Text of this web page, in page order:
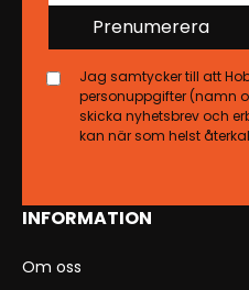
INFORMATION
Om oss
Prenumerera
Jag samtycker till att
personuppgifter (namn
skicka nyhetsbrev och
kan när som helst